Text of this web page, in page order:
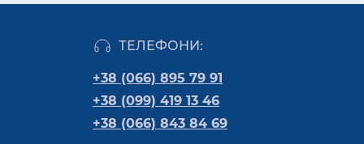
ТЕЛЕФОНИ:
+38 (066) 895 79 91
+38 (099) 419 13 46
+38 (066) 843 84 69